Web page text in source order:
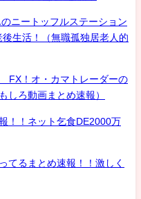
ニートッフルステーション
生活！（無職孤独居老人的
FX！オ・カマトレーダーの
ろ動画まとめ速報）
！！ネット乞食DE2000万
てるまとめ速報！！激しく